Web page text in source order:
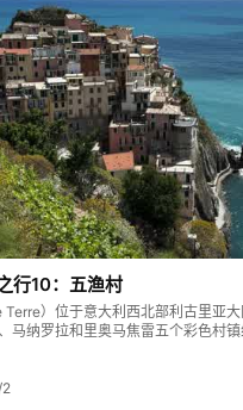
行10：五渔村
Terre）位于意大利西北部利古里亚
马纳罗拉和里奥马焦雷五个彩色村
被列为世界文化遗产。